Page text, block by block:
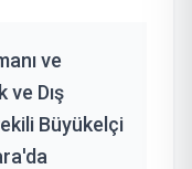
ve
ve Dış
Büyükelçi